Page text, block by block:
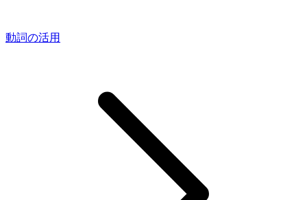
動詞の活用